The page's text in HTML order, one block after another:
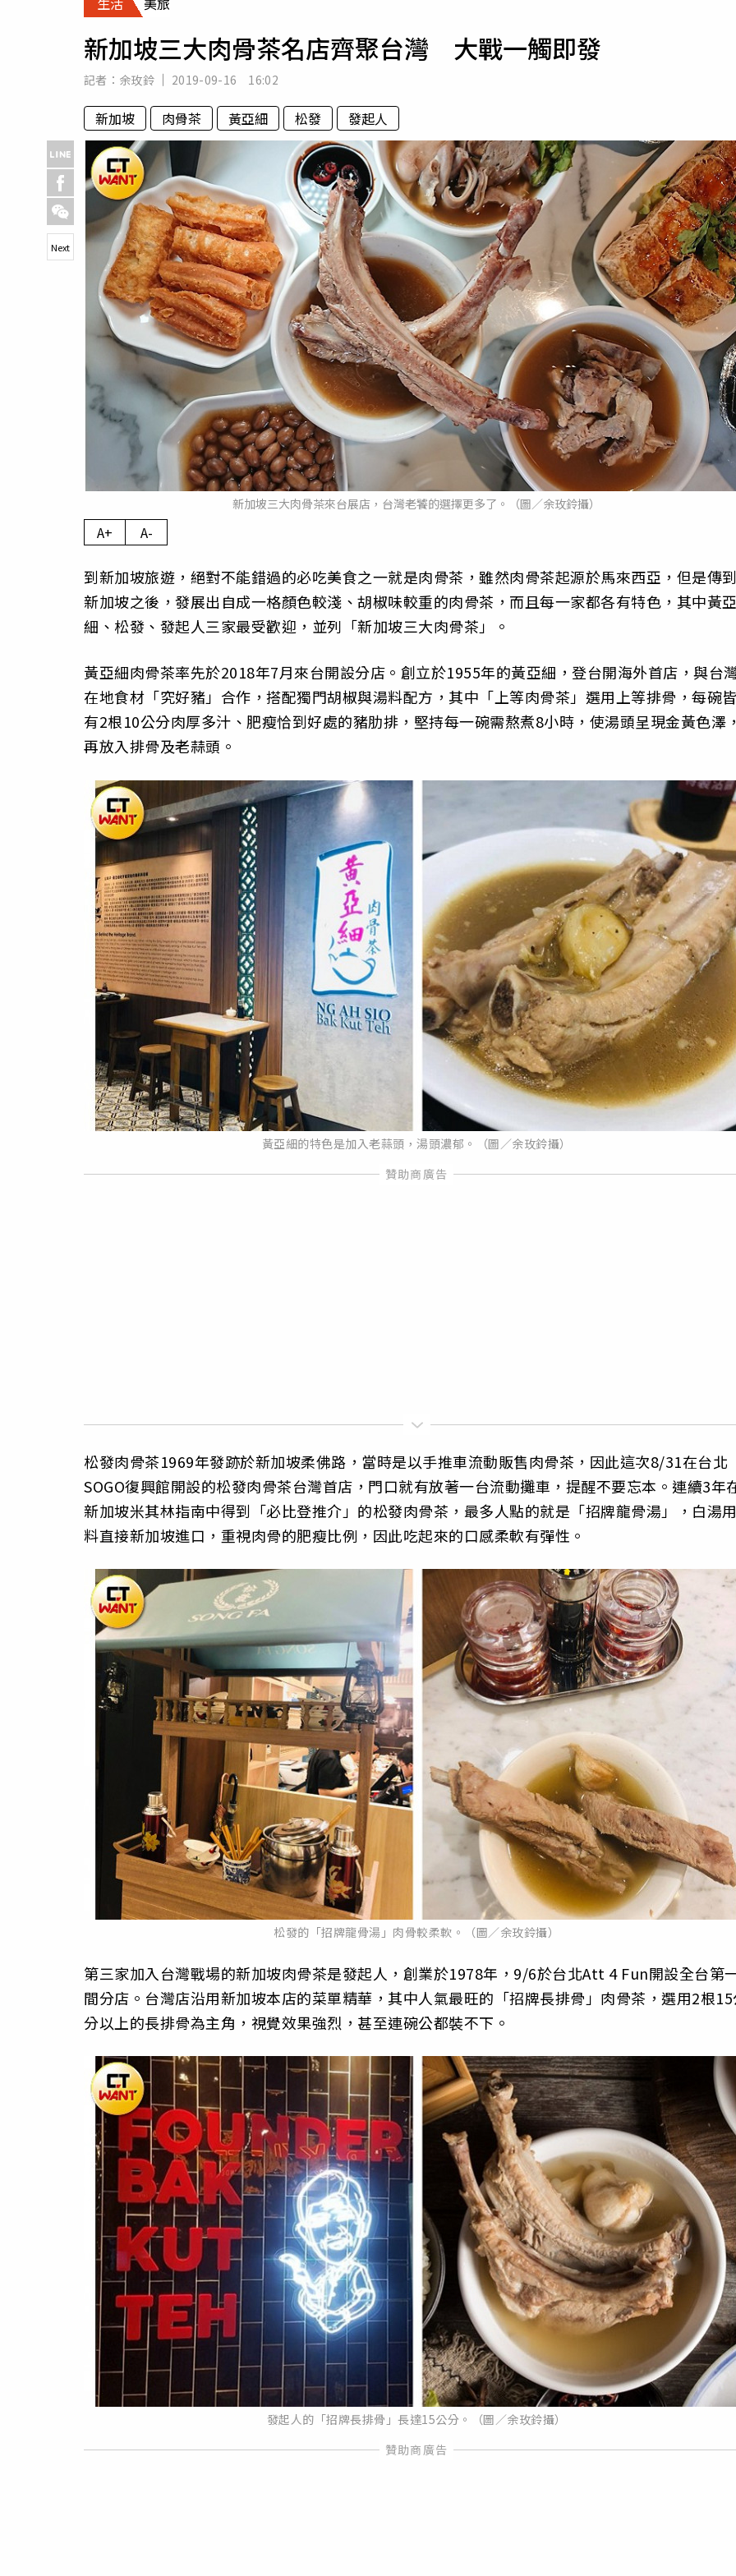
專欄
房產新勢力
運勢
新加坡三大肉骨茶名店齊聚台灣 大戰一觸即發
記者： 余玫鈴 2019-09-16 16:02
新加坡 肉骨茶 黃亞細 松發 發起人
新加坡三大肉骨茶來台展店，台灣老饕的選擇更多了。（圖／余玫鈴攝）
Next
A+ A-
到新加坡旅遊，絕對不能錯過的必吃美食之一就是肉骨茶，雖然肉骨茶起源於馬來西亞，但是傳
新加坡之後，發展出自成一格顏色較淺、胡椒味較重的肉骨茶，而且每一家都各有特色，其中黃
細、松發、發起人三家最受歡迎，並列「新加坡三大肉骨茶」。
黃亞細肉骨茶率先於2018年7月來台開設分店。創立於1955年的黃亞細，登台開海外首店，與台
在地食材「究好豬」合作，搭配獨門胡椒與湯料配方，其中「上等肉骨茶」選用上等排骨，每碗
有2根10公分肉厚多汁、肥瘦恰到好處的豬肋排，堅持每一碗需熬煮8小時，使湯頭呈現金黃色澤
再放入排骨及老蒜頭。
黃亞細的特色是加入老蒜頭，湯頭濃郁。（圖／余玫鈴攝）
松發肉骨茶1969年發跡於新加坡柔佛路，當時是以手推車流動販售肉骨茶，因此這次8/31在台北
SOGO復興館開設的松發肉骨茶台灣首店，門口就有放著一台流動攤車，提醒不要忘本。連續3年
新加坡米其林指南中得到「必比登推介」的松發肉骨茶，最多人點的就是「招牌龍骨湯」，白湯
料直接新加坡進口，重視肉骨的肥瘦比例，因此吃起來的口感柔軟有彈性。
松發的「招牌龍骨湯」肉骨較柔軟。（圖／余玫鈴攝）
第三家加入台灣戰場的新加坡肉骨茶是發起人，創業於1978年，9/6於台北Att 4 Fun開設全台第
間分店。台灣店沿用新加坡本店的菜單精華，其中人氣最旺的「招牌長排骨」肉骨茶，選用2根
分以上的長排骨為主角，視覺效果強烈，甚至連碗公都裝不下。
發起人的「招牌長排骨」長達15公分。（圖／余玫鈴攝）